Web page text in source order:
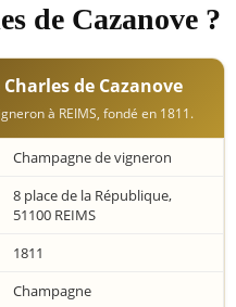
de Cazanove ?
de Cazanove
à REIMS, fondé en 1811.
Champagne de vigneron
8 place de la République,
51100 REIMS
1811
Champagne